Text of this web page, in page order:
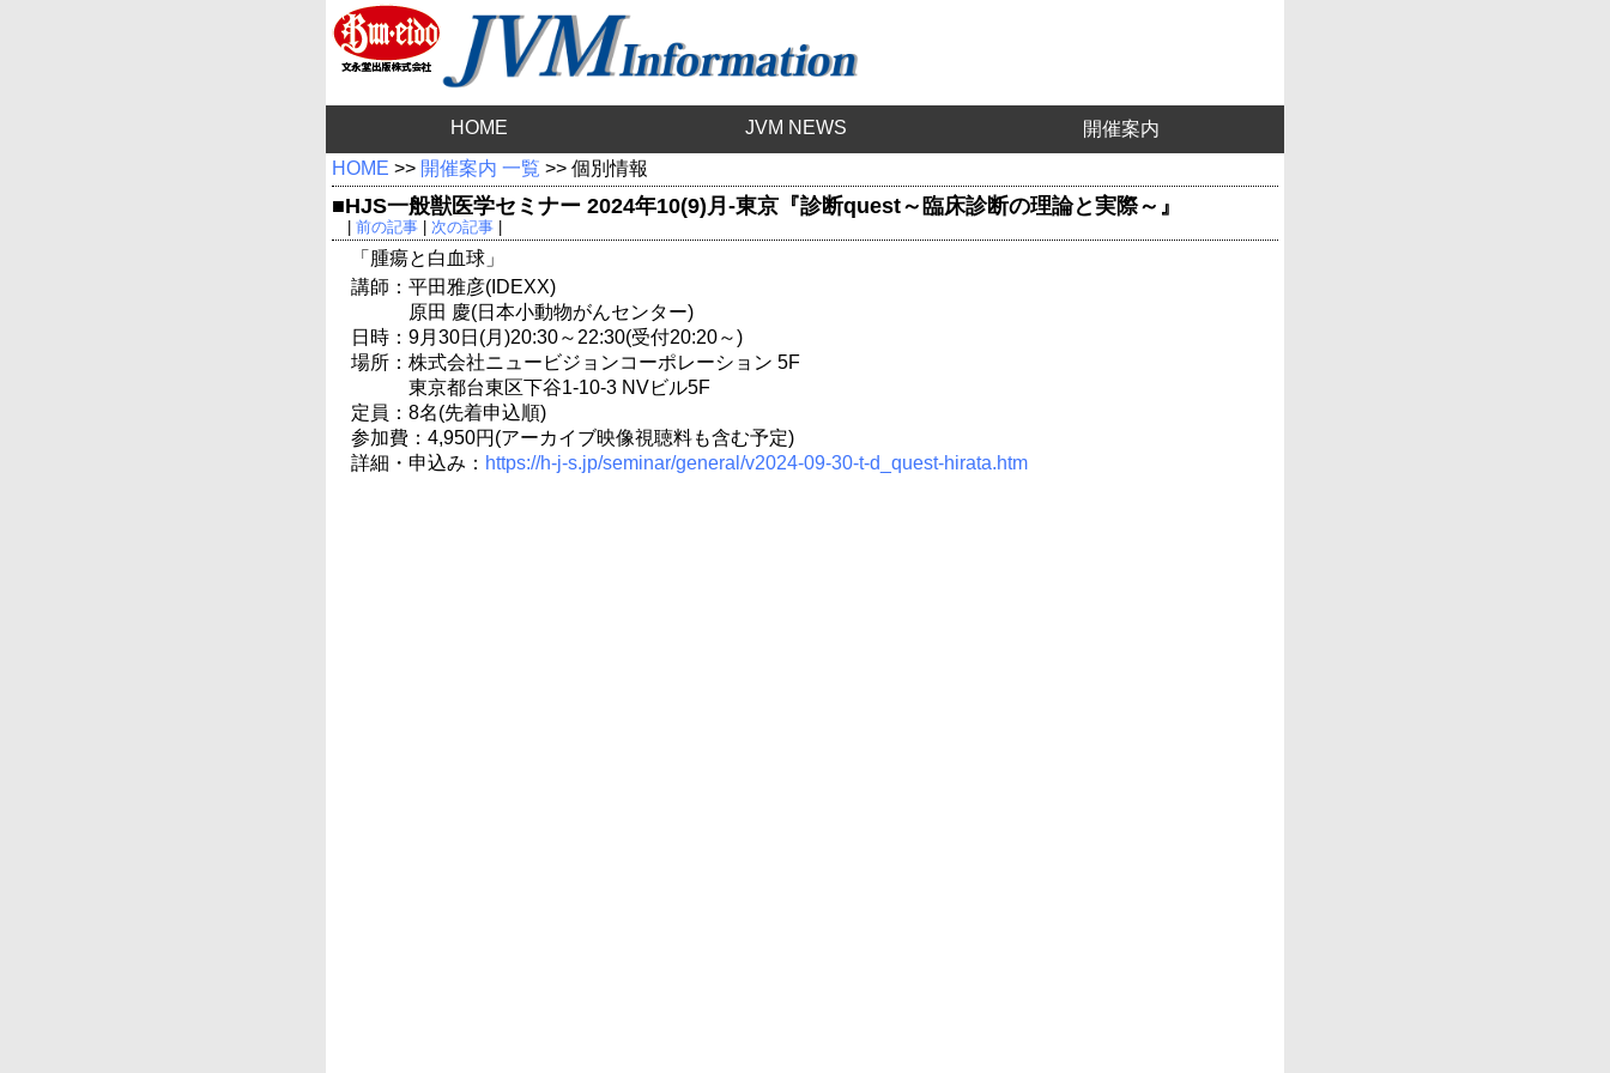
HOME JVM NEWS
開催案内
HOME >> 開催案内 一覧 >> 個別情報
■HJS一般獣医学セミナー 2024年10(9)月-東京『診断quest～臨床診断の理論と実際～』
前の記事| 次の記事|
「腫瘍と白血球」
講師：平田雅彦(IDEXX)
原田 慶(日本小動物がんセンター)
日時：9月30日(月)20:30～22:30(受付20:20～)
場所：株式会社ニュービジョンコーポレーション 5F
東京都台東区下谷1-10-3 NVビル5F
定員：8名(先着申込順)
参加費：4,950円(アーカイブ映像視聴料も含む予定)
詳細・申込み： https://h-j-s.jp/seminar/general/v2024-09-30-t-d_quest-hirata.htm